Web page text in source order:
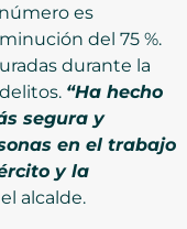
es
del 75 %.
durante la
“Ha hecho
segura y
en el trabajo
y la
alcalde.